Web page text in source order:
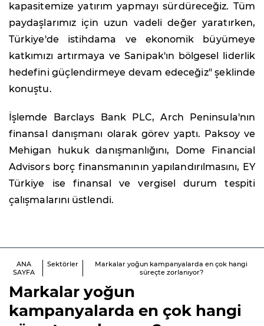
kapasitemize yatırım yapmayı sürdüreceğiz. Tüm
paydaşlarımız için uzun vadeli değer yaratırken,
Türkiye'de istihdama ve ekonomik büyümeye
katkımızı artırmaya ve Sanipak'ın bölgesel liderlik
hedefini güçlendirmeye devam edeceğiz" şeklinde
konuştu.
İşlemde Barclays Bank PLC, Arch Peninsula'nın
finansal danışmanı olarak görev yaptı. Paksoy ve
Mehigan hukuk danışmanlığını, Dome Financial
Advisors borç finansmanının yapılandırılmasını, EY
Türkiye ise finansal ve vergisel durum tespiti
çalışmalarını üstlendi.
ANA
SAYFA
Sektörler
Markalar yoğun kampanyalarda en çok hangi
süreçte zorlanıyor?
Markalar yoğun
kampanyalarda en çok hangi